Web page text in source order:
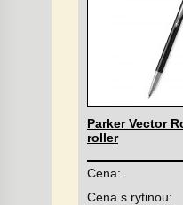
Parker Vector
roller
Cena:
Cena s rytinou: